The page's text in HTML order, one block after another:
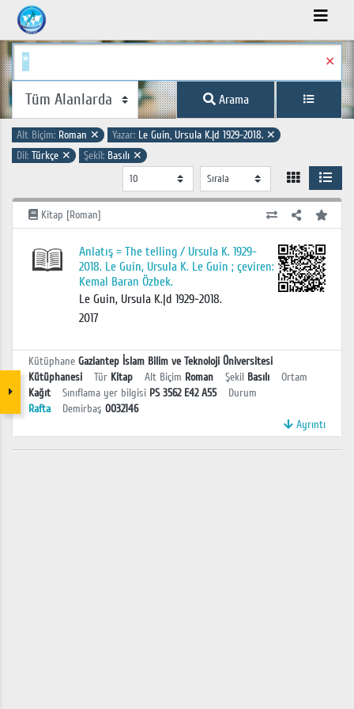
✕
Arama
Alt Biçim: Roman ✕ Yazar: Le Guin, Ursula K.|d 1929-2018. ✕
Dil: Türkçe ✕ Şekil: Basılı ✕
Kitap [Roman]
Anlatış = The telling / Ursula K. 1929-
2018. Le Guin, Ursula K. Le Guin ; çeviren:
Kemal Baran Özbek.
Le Guin, Ursula K.|d 1929-2018.
2017
Kütüphane Gaziantep İslam Bilim ve Teknoloji Üniversitesi
Kütüphanesi
Tür Kitap Alt Biçim Roman Şekil Basılı
Ortam
Kağıt
Sınıflama yer bilgisi PS 3562 E42 A55
Durum
Rafta
Demirbaş 0032146
Ayrıntı